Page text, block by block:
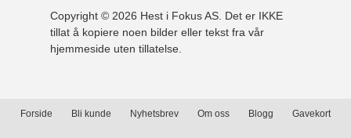
Copyright © 2026 Hest i Fokus AS. Det er IKKE
tillat å kopiere noen bilder eller tekst fra vår
hjemmeside uten tillatelse.
Forside Bli kunde Nyhetsbrev Om oss Blogg Gavekort